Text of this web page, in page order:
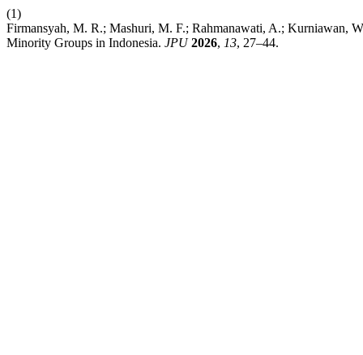
(1)
Firmansyah, M. R.; Mashuri, M. F.; Rahmanawati, A.; Kurniawan,
Minority Groups in Indonesia. JPU 2026, 13, 27–44.